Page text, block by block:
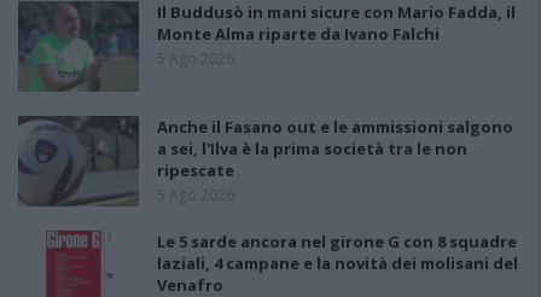
Il Buddusò in mani sicure con Mario Fadda, il
Monte Alma riparte da Ivano Falchi
5 Ago 2026
Anche il Fasano out e le ammissioni salgono
a sei, l'Ilva è la prima società tra le non
ripescate
5 Ago 2026
Le 5 sarde ancora nel girone G con 8 squadre
laziali, 4 campane e la novità dei molisani del
Venafro